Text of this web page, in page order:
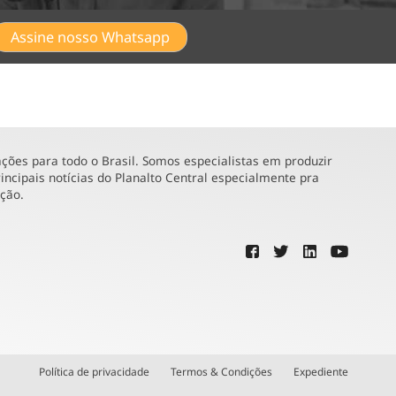
Assine nosso Whatsapp
para todo o Brasil. Somos especialistas em produzir
notícias do Planalto Central especialmente pra
Política de privacidade Termos & Condições Expediente